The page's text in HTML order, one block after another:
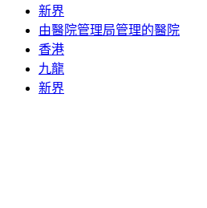
新界
由醫院管理局管理的醫院
香港
九龍
新界